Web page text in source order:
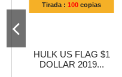
Tirada : 100copias
HULK US FLAG $1
DOLLAR 2019...